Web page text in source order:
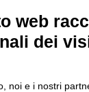
web
dei
noi e i nostri